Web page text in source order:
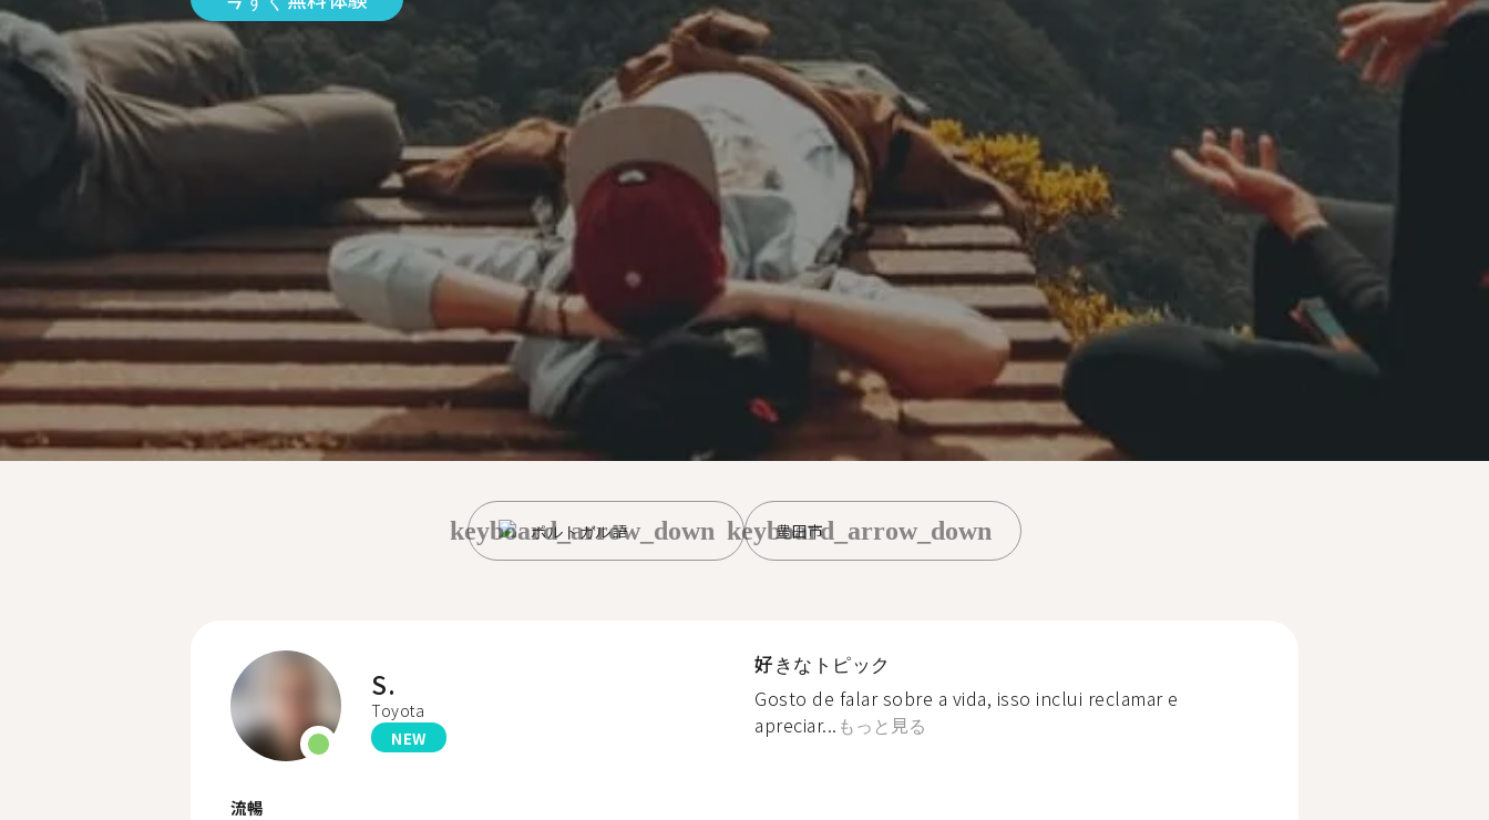
ポルトガル語
keyboard_arrow_down 豊田市
keyboard_arrow_down
S.
Toyota
NEW
流暢
好きなトピック
Gosto de falar sobre a vida, isso inclui reclamar e
apreciar... もっと見る